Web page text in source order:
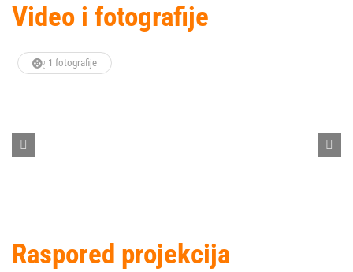
Video i fotografije
1 fotografije
Raspored projekcija